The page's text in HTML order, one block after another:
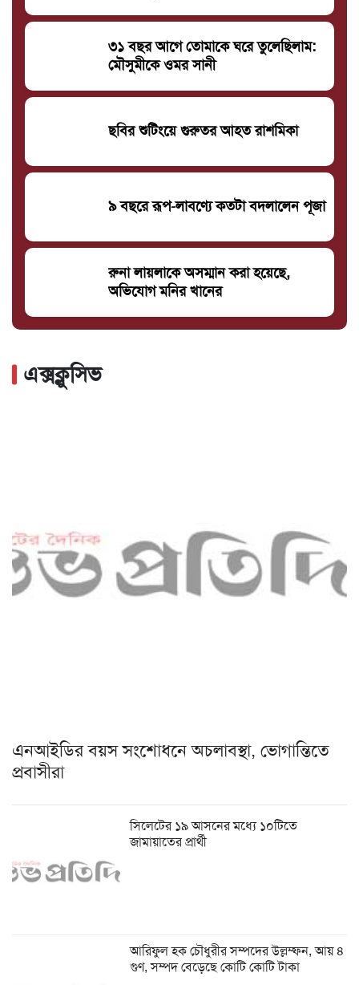
৩১ বছর আগে তোমাকে ঘরে তুলেছিলাম:
মৌসুমীকে ওমর সানী
ছবির শুটিংয়ে গুরুতর আহত রাশমিকা
৯ বছরে রূপ-লাবণ্যে কতটা বদলালেন পূজা
রুনা লায়লাকে অসম্মান করা হয়েছে,
অভিযোগ মনির খানের
এক্সক্লুসিভ
এনআইডির বয়স সংশোধনে অচলাবস্থা, ভোগান্তিতে
প্রবাসীরা
সিলেটের ১৯ আসনের মধ্যে ১০টিতে
জামায়াতের প্রার্থী
আরিফুল হক চৌধুরীর সম্পদের উল্লম্ফন, আয় ৪
গুণ, সম্পদ বেড়েছে কোটি কোটি টাকা